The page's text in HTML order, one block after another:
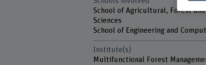
School of Agricultural, Forest
Sciences
School of Engineering and
Institute(s)
Multifunctional Forest